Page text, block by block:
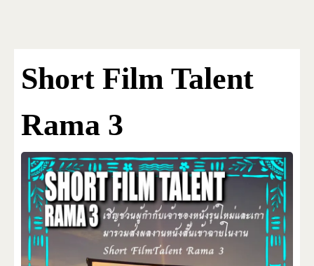
RENTAL & PRIVATE
Short Film Talent
Rama 3